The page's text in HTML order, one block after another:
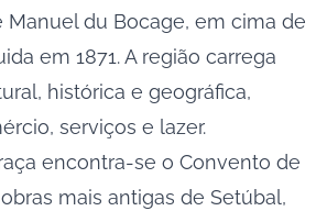
Manuel du Bocage, em cima de
em 1871. A região carrega
histórica e geográfica,
serviços e lazer.
encontra-se o Convento de
mais antigas de Setúbal,